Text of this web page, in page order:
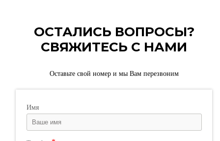
ОСТАЛИСЬ ВОПРОСЫ?
СВЯЖИТЕСЬ С НАМИ
Оставьте свой номер и мы Вам перезвоним
Имя